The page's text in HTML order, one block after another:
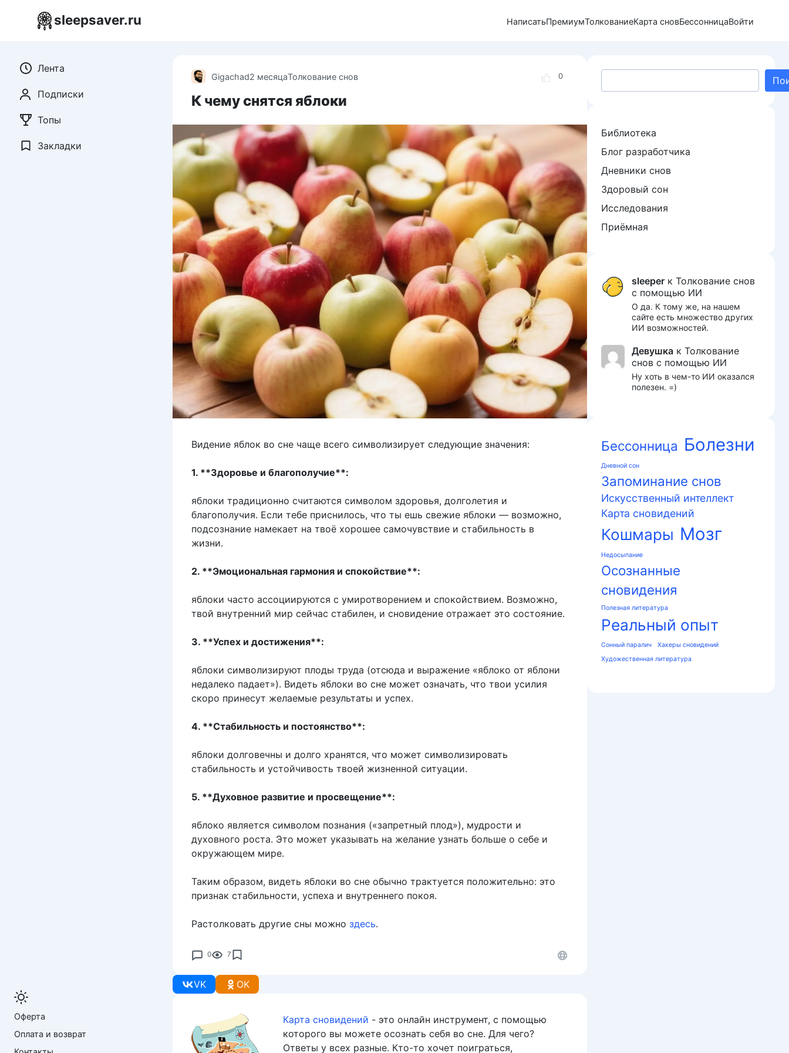
sleepsaver.ru НаписатьПремиумТолкованиеКарта сновБессонницаВойти
0
Gigachad2 месяцаТолкование снов
К чему снятся яблоки
Видение яблок во сне чаще всего символизирует следующие значения:
1. **Здоровье и благополучие**:
яблоки традиционно считаются символом здоровья, долголетия и
благополучия. Если тебе приснилось, что ты ешь свежие яблоки — возможно,
подсознание намекает на твоё хорошее самочувствие и стабильность в
жизни.
2. **Эмоциональная гармония и спокойствие**:
яблоки часто ассоциируются с умиротворением и спокойствием. Возможно,
твой внутренний мир сейчас стабилен, и сновидение отражает это состояние.
3. **Успех и достижения**:
яблоки символизируют плоды труда (отсюда и выражение «яблоко от яблони
недалеко падает»). Видеть яблоки во сне может означать, что твои усилия
скоро принесут желаемые результаты и успех.
4. **Стабильность и постоянство**:
яблоки долговечны и долго хранятся, что может символизировать
стабильность и устойчивость твоей жизненной ситуации.
5. **Духовное развитие и просвещение**:
яблоко является символом познания («запретный плод»), мудрости и
духовного роста. Это может указывать на желание узнать больше о себе и
окружающем мире.
Таким образом, видеть яблоки во сне обычно трактуется положительно: это
признак стабильности, успеха и внутреннего покоя.
Растолковать другие сны можно здесь.
0 7
VK OK
Карта сновидений - это онлайн инструмент, с помощью
которого вы можете осознать себя во сне. Для чего?
Ответы у всех разные. Кто-то хочет поиграться,
Лента
Подписки
Топы
Закладки
Оферта
Оплата и возврат
Библиотека
Блог разработчика
Дневники снов
Здоровый сон
Исследования
Приёмная
sleeper к Толкование снов
с помощью ИИ
О да. К тому же, на нашем
сайте есть множество других
ИИ возможностей.
Девушка к Толкование
снов с помощью ИИ
Ну хоть в чем-то ИИ оказался
полезен. =)
Бессонница Болезни
Дневной сон
Запоминание снов
Искусственный интеллект
Карта сновидений
Кошмары Мозг
Недосыпание
Осознанные
сновидения
Полезная литература
Реальный опыт
Сонный паралич
Хакеры сновидений
Художественная литература